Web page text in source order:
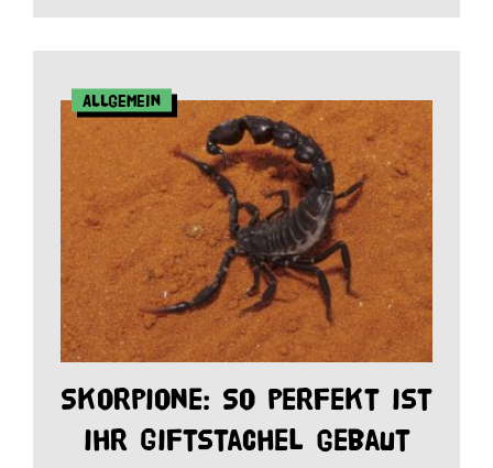
Allgemein
Skorpione: So perfekt ist
ihr Giftstachel gebaut